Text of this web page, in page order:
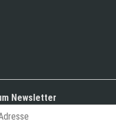
Newsletter